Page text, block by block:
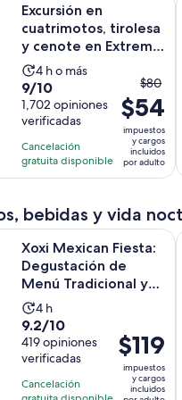
Excursión en
cuatrimotos, tirolesa
y cenote en Extreme
Adventuring Eco Park
La
actividad
dura
4
horas
4 h o más
9.0
de
10
con
1702
opiniones
9/10
1,702 opiniones
verificadas
Cancelación
gratuita disponible
El
precio
anterior
era
$80
y
actual
es
$54
adulto
$80
$54
impuestos
y cargos
incluidos
por adulto
bebidas y vida
Xoxi Mexican Fiesta:
Degustación de
Menú Tradicional y
Tequila Open Bar
La
actividad
dura
4
horas
4 h
9.2
de
10
con
9.2/10
419 opiniones
verificadas
Cancelación
El
precio
es
de
$119
impuestos
y cargos
incluidos
Fiesta: Degustación de